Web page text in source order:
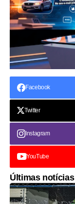
Facebook
Twitter
Instagram
YouTube
Últimas notícias